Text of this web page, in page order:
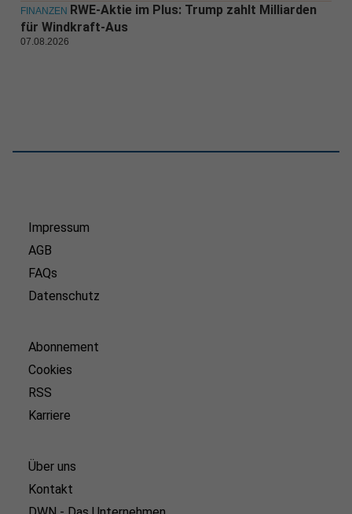
FINANZEN RWE-Aktie im Plus: Trump zahlt Milliarden
für Windkraft-Aus
07.08.2026
Impressum
AGB
FAQs
Datenschutz
Abonnement
Cookies
RSS
Karriere
Über uns
Kontakt